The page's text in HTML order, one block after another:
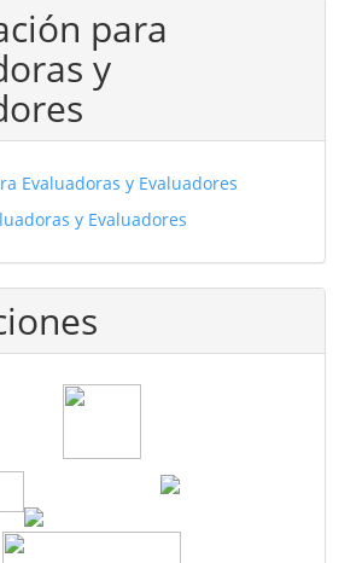
para
y
Evaluadoras y Evaluadores
y Evaluadores